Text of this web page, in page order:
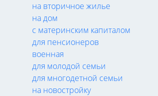
на вторичное жилье
на дом
с материнским капиталом
для пенсионеров
военная
для молодой семьи
для многодетной семьи
на новостройку